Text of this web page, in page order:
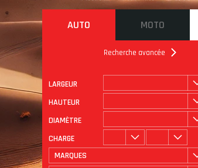
AUTO MOTO
Recherche avancée
LARGEUR
HAUTEUR
DIAMÈTRE
CHARGE
MARQUES